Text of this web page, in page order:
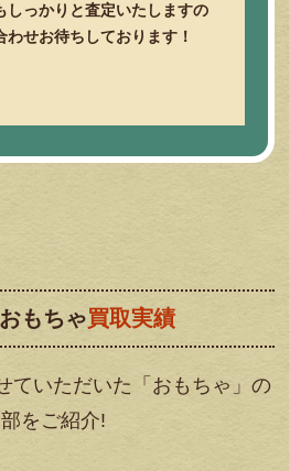
しっかりと査定いたしますの
せお待ちしております！
もちゃ買取実績
ていただいた「おもちゃ」の
をご紹介!